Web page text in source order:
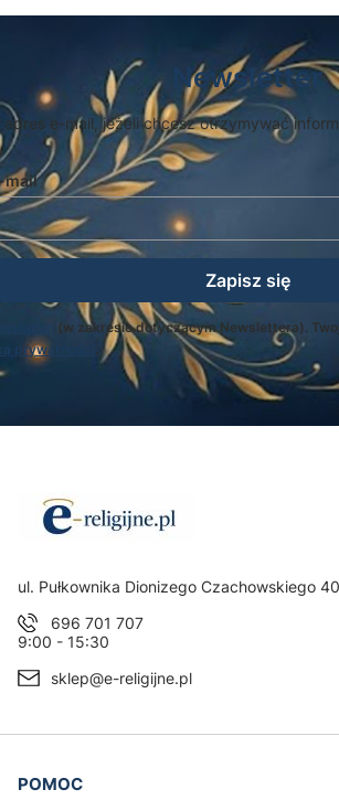
Newsletter
adres e-mail, jeżeli chcesz otrzymywać
mail
Zapisz się
(w zakresie dotyczącym Newslettera).
prywatności
Adres:
ul. Pułkownika Dionizego Czachowskiego 40
696 701 707
9:00 - 15:30
sklep@e-religijne.pl
Linki w stopce
POMOC